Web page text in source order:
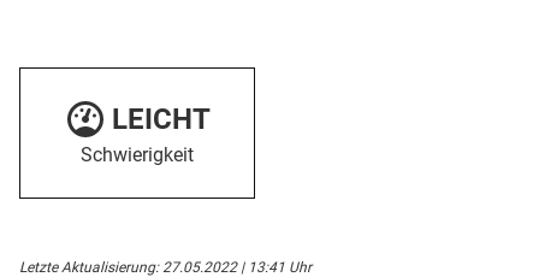
LEICHT
Schwierigkeit
Letzte Aktualisierung: 27.05.2022 | 13:41 Uhr